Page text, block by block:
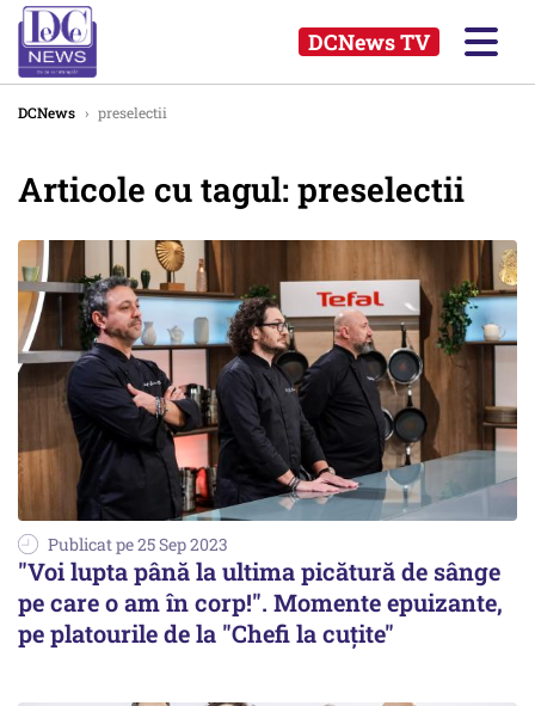
DCNews TV
DCNews › preselectii
Articole cu tagul: preselectii
Publicat pe 25 Sep 2023
"Voi lupta până la ultima picătură de sânge
pe care o am în corp!". Momente epuizante,
pe platourile de la "Chefi la cuțite"